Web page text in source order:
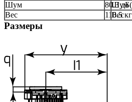
Шум
80.3
Вес
110.5 кг
Шум
Вес
Размеры